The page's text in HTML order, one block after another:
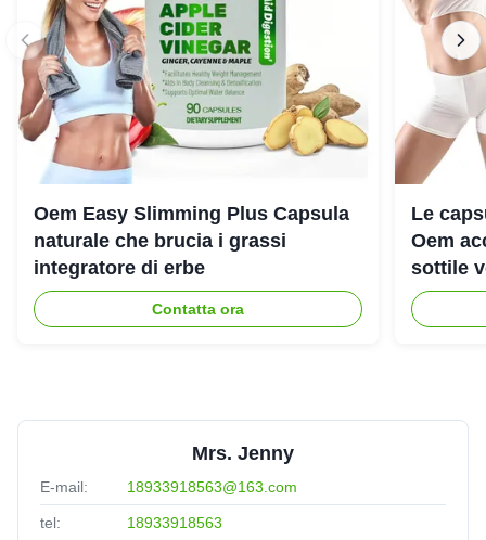
Oem Easy Slimming Plus Capsula
naturale che brucia i grassi
integratore di erbe
Contatta ora
Le
Oem
sottile
Mrs. Jenny
E-mail: 18933918563@163.com
tel: 18933918563